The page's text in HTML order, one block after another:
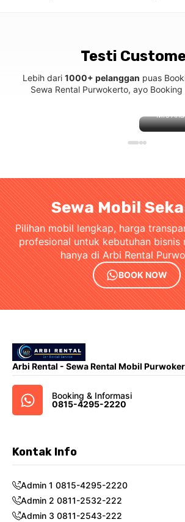
Testi
Lebih dari 1000+ pelanggan puas
Sewa Rental Purwokerto, ayo Booking
Mrs
Sewa Mobil
Pilihan mobil lengkap, harga
profesional untuk kebutuhan bisnis
hanya di Arbi Rental
BOOK NOW
Arbi Rental - Sewa Rental Mobil
Booking & Informasi
0815-4295-2220
Kontak Info
Admin 1 0815-4295-2220
Admin 2 0811-2532-222
Admin 3 0811-2543-222